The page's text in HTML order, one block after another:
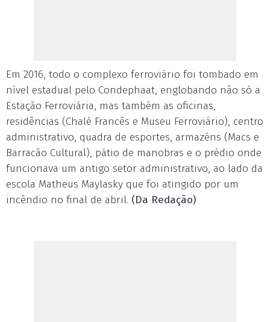
Em 2016, todo o complexo ferroviário foi tombado em
nível estadual pelo Condephaat, englobando não só a
Estação Ferroviária, mas também as oficinas,
residências (Chalé Francês e Museu Ferroviário), centro
administrativo, quadra de esportes, armazéns (Macs e
Barracão Cultural), pátio de manobras e o prédio onde
funcionava um antigo setor administrativo, ao lado da
escola Matheus Maylasky que foi atingido por um
incêndio no final de abril. (Da Redação)